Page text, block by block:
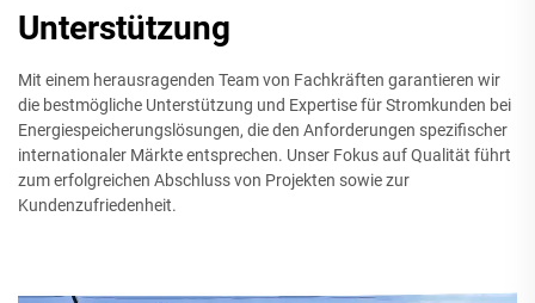
Unterstützung
Mit einem herausragenden Team von Fachkräften garantieren wir
die bestmögliche Unterstützung und Expertise für Stromkunden bei
Energiespeicherungslösungen, die den Anforderungen spezifischer
internationaler Märkte entsprechen. Unser Fokus auf Qualität führt
zum erfolgreichen Abschluss von Projekten sowie zur
Kundenzufriedenheit.